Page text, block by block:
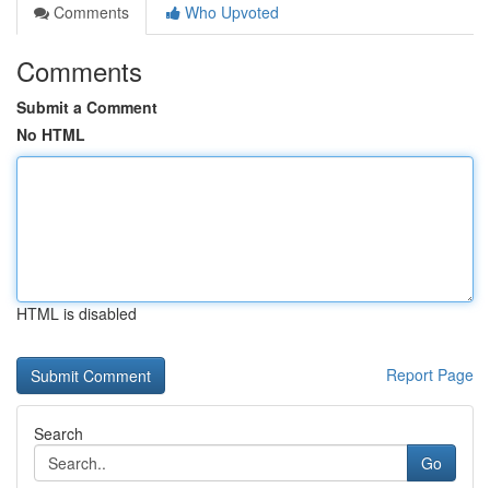
Comments
Who Upvoted
Comments
Submit a Comment
No HTML
HTML is disabled
Report Page
Search
Go